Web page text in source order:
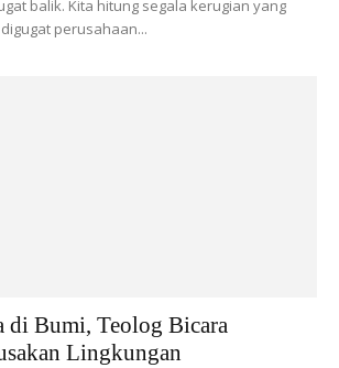
balik. Kita hitung segala kerugian yang
perusahaan...
di Bumi, Teolog Bicara
Lingkungan